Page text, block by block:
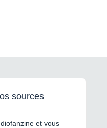
sources
et vous